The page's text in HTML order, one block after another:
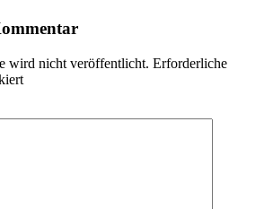
wird nicht veröffentlicht. Erforderliche